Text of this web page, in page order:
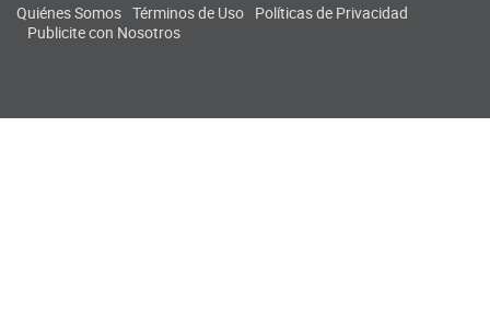
Quiénes Somos Términos de Uso Políticas de Privacidad
Publicite con Nosotros